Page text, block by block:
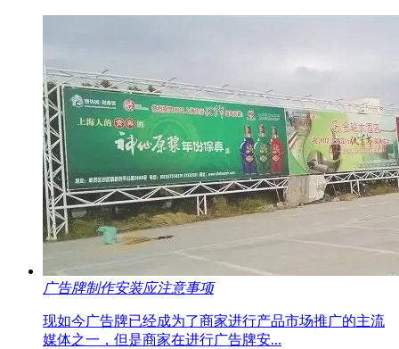
广告牌制作安装应注意事项
现如今广告牌已经成为了商家进行产品市场推广的主流
媒体之一，但是商家在进行广告牌安...